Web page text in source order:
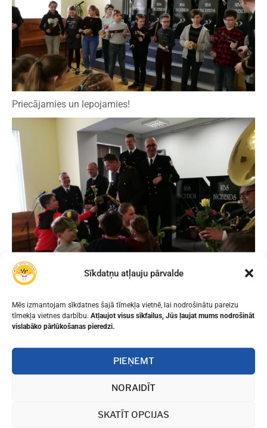
Sīkdatņu atļauju pārvalde
Mēs izmantojam sīkdatnes šajā tīmekļa vietnē, lai nodrošinātu pareizu
tīmekļa vietnes darbību. Atļaujot visus sīkfailus, Jūs ļaujat mums nodrošināt
vislabāko pārlūkošanas pieredzi.
PIEŅEMT
NORAIDĪT
SKATĪT OPCIJAS
Priecājamies un lepojamies!
IEPRIEKŠĒJAIS
DROSSINTERNETS.LV ZIŅU
NĀKAMAIS
TURNĪRS